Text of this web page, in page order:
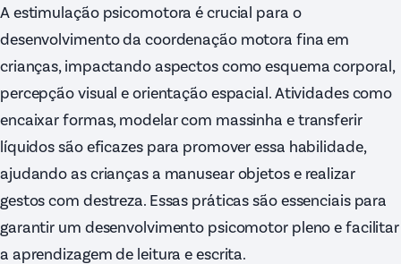
A estimulação psicomotora é crucial para o
desenvolvimento da coordenação motora fina em
crianças, impactando aspectos como esquema corporal,
percepção visual e orientação espacial. Atividades como
encaixar formas, modelar com massinha e transferir
líquidos são eficazes para promover essa habilidade,
ajudando as crianças a manusear objetos e realizar
gestos com destreza. Essas práticas são essenciais para
garantir um desenvolvimento psicomotor pleno e facilitar
a aprendizagem de leitura e escrita.